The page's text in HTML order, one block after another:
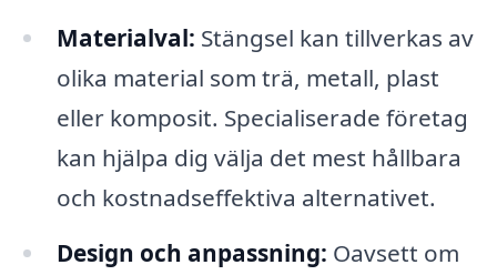
Materialval: Stängsel kan tillverkas av
olika material som trä, metall, plast
eller komposit. Specialiserade företag
kan hjälpa dig välja det mest hållbara
och kostnadseffektiva alternativet.
Design och anpassning: Oavsett om